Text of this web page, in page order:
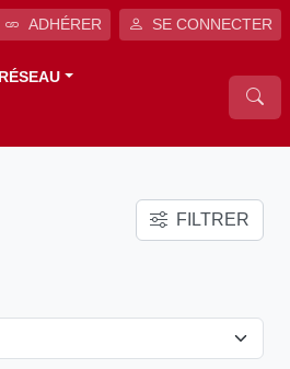
ADHÉRER SE CONNECTER
FILTRER